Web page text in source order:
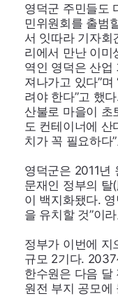
영덕군 주민들도
민위원회를 출범
서 잇따라 기자회
리에서 만난 이미
역인 영덕은 산업
져나가고 있다”
려야 한다”고 했
산불로 마을이 초
도 컨테이너에 산
치가 꼭 필요하다
영덕군은 2011년
문재인 정부의 탈
이 백지화됐다.
을 유치할 것”이
정부가 이번에 지
규모 2기다.
한수원은 다음 달
원전 부지 공모에